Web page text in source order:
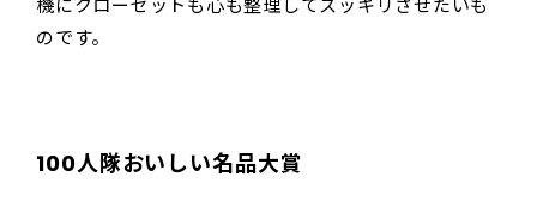
機にクローゼットも心も整理してスッキリさせたいも
のです。
100人隊おいしい名品大賞